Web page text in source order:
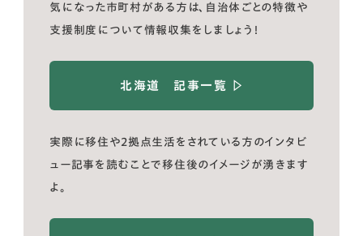
気になった市町村がある方は、自治体ごとの特徴や
支援制度について情報収集をしましょう！
北海道 記事一覧 ▷
実際に移住や2拠点生活をされている方のインタビ
ュー記事を読むことで移住後のイメージが湧きます
よ。